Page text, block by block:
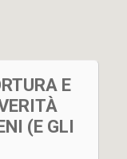
E
(E GLI